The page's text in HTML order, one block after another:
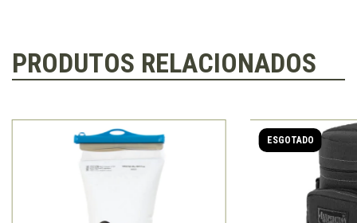
PRODUTOS RELACIONADOS
ESGOTADO